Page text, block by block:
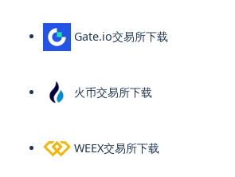
Gate.io交易所下载
火币交易所下载
WEEX交易所下载